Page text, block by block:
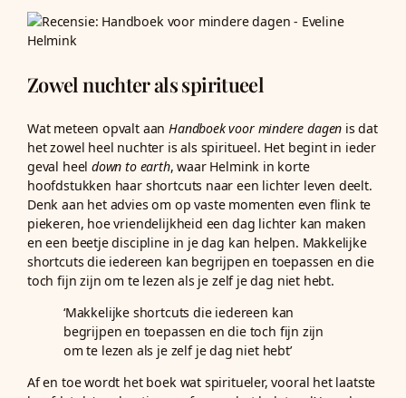
Zowel nuchter als spiritueel
Wat meteen opvalt aan Handboek voor mindere dagen is dat
het zowel heel nuchter is als spiritueel. Het begint in ieder
geval heeldown to earth, waar Helmink in korte
hoofdstukken haar shortcuts naar een lichter leven deelt.
Denk aan het advies om op vaste momenten even flink te
piekeren, hoe vriendelijkheid een dag lichter kan maken
en een beetje discipline in je dag kan helpen. Makkelijke
shortcuts die iedereen kan begrijpen en toepassen en die
toch fijn zijn om te lezen als je zelf je dag niet hebt.
‘Makkelijke shortcuts die iedereen kan
begrijpen en toepassen en die toch fijn zijn
om te lezen als je zelf je dag niet hebt’
Af en toe wordt het boek wat spiritueler, vooral het laatste